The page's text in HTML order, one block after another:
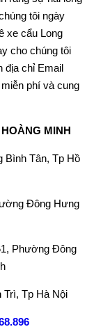
tôi ngày
xe cẩu Long
cho chúng tôi
địa chỉ Email
phí và cung
MINH
Tân, Tp Hồ
Đông Hưng
Phường Đông
Tp Hà Nội